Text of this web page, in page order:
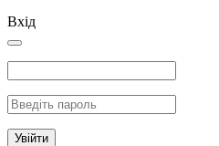
Вхід
Увійти